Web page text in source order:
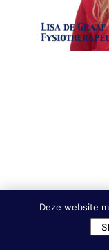
Deze website